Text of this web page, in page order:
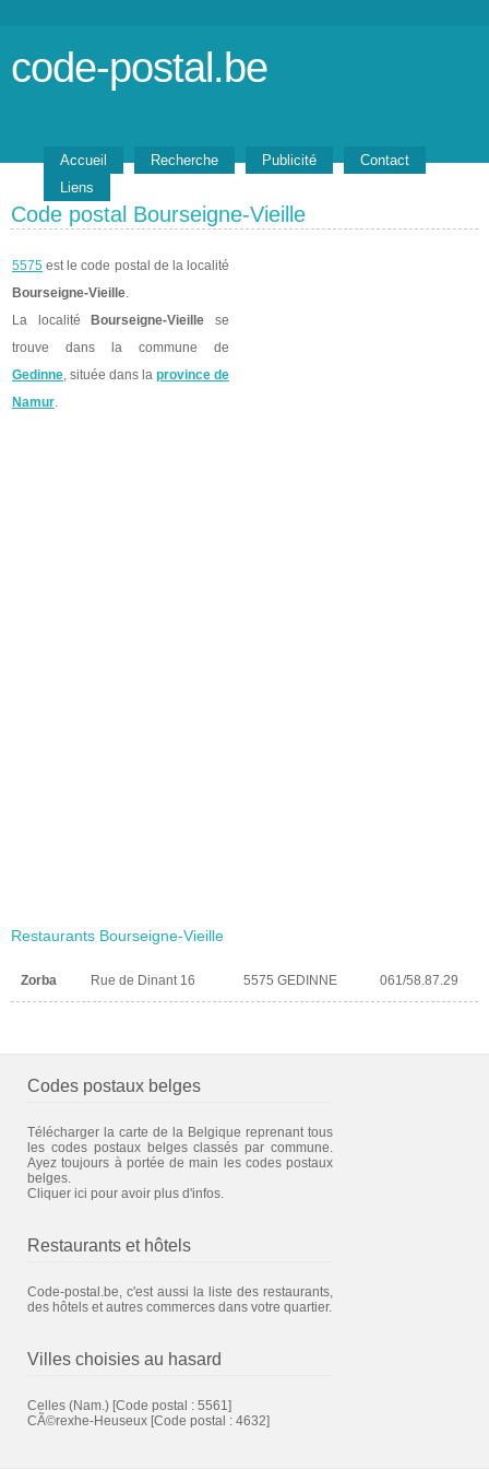
code-postal.be
Accueil Recherche Publicité
Contact
Liens
Code postal Bourseigne-Vieille
5575 est le code postal de la localité
Bourseigne-Vieille.
La localité
Bourseigne-Vieille se
trouve dans la commune de
Gedinne, située dans la province de
Namur.
Restaurants Bourseigne-Vieille
Zorba Rue de Dinant 16 5575 GEDINNE 061/58.87.29
Codes postaux belges
Télécharger la carte de la Belgique reprenant tous
les codes postaux belges classés par commune.
Ayez toujours à portée de main les codes postaux
belges.
Cliquer ici pour avoir plus d'infos.
Restaurants et hôtels
Code-postal.be, c'est aussi la liste des restaurants,
des hôtels et autres commerces dans votre quartier.
Villes choisies au hasard
Celles (Nam.) [Code postal : 5561]
CÃ©rexhe-Heuseux [Code postal : 4632]